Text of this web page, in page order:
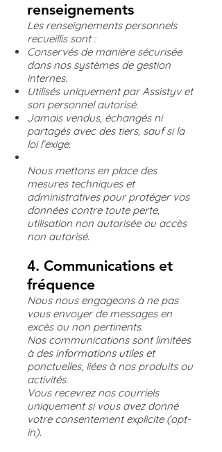
renseignements
Les renseignements personnels
recueillis sont :
Conservés de manière sécurisée
dans nos systèmes de gestion
internes.
Utilisés uniquement par Assistyv et
son personnel autorisé.
Jamais vendus, échangés ni
partagés avec des tiers, sauf si la
loi l’exige.
Nous mettons en place des
mesures techniques et
administratives pour protéger vos
données contre toute perte,
utilisation non autorisée ou accès
non autorisé.
4. Communications et
fréquence
Nous nous engageons à ne pas
vous envoyer de messages en
excès ou non pertinents.
Nos communications sont limitées
à des informations utiles et
ponctuelles, liées à nos produits ou
activités.
Vous recevrez nos courriels
uniquement si vous avez donné
votre consentement explicite (opt-
in).